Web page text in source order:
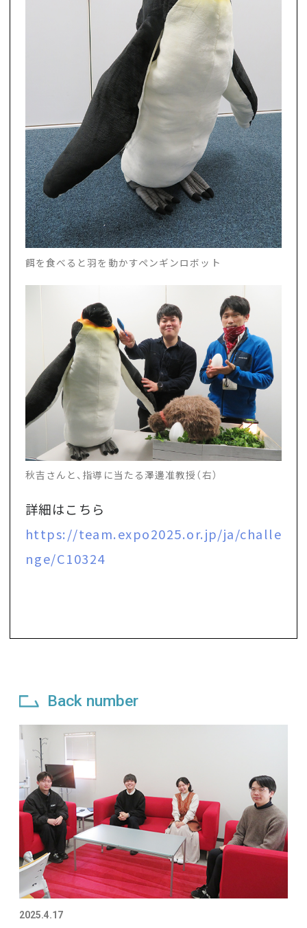
餌を食べると羽を動かすペンギンロボット
秋吉さんと、指導に当たる澤邊准教授（右）
詳細はこちら
https://team.expo2025.or.jp/ja/challe
nge/C10324
Back number
2025.4.17